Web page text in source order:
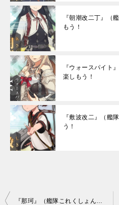
『朝潮改二丁』（
もう！
『ウォースパイト
楽しもう！
『敷波改二』（艦
う！
投